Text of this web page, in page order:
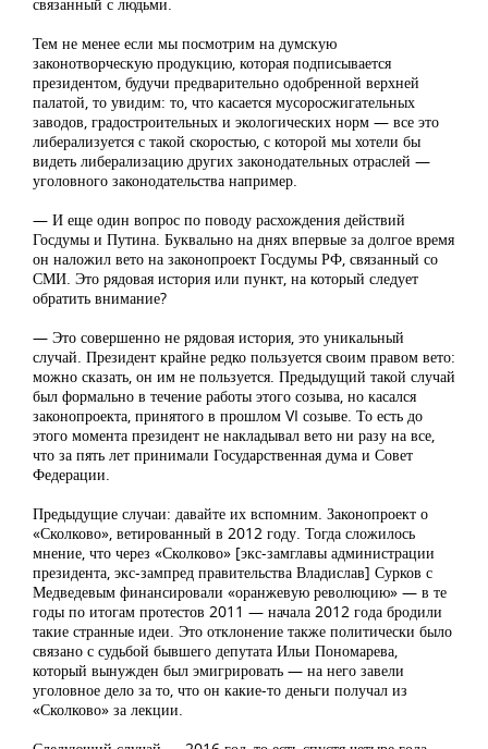
Тем не менее если мы посмотрим на думскую
законотворческую продукцию, которая подписывается
президентом, будучи предварительно одобренной верхней
палатой, то увидим: то, что касается мусоросжигательных
заводов, градостроительных и экологических норм — все это
либерализуется с такой скоростью, с которой мы хотели бы
видеть либерализацию других законодательных отраслей —
уголовного законодательства например.
— И еще один вопрос по поводу расхождения действий
Госдумы и Путина. Буквально на днях впервые за долгое время
он наложил вето на законопроект Госдумы РФ, связанный со
СМИ. Это рядовая история или пункт, на который следует
обратить внимание?
— Это совершенно не рядовая история, это уникальный
случай. Президент крайне редко пользуется своим правом вето:
можно сказать, он им не пользуется. Предыдущий такой случай
был формально в течение работы этого созыва, но касался
законопроекта, принятого в прошлом VI созыве. То есть до
этого момента президент не накладывал вето ни разу на все,
что за пять лет принимали Государственная дума и Совет
Федерации.
Предыдущие случаи: давайте их вспомним. Законопроект о
«Сколково», ветированный в 2012 году. Тогда сложилось
мнение, что через «Сколково» [экс-замглавы администрации
президента, экс-зампред правительства Владислав] Сурков с
Медведевым финансировали «оранжевую революцию» — в те
годы по итогам протестов 2011 — начала 2012 года бродили
такие странные идеи. Это отклонение также политически было
связано с судьбой бывшего депутата Ильи Пономарева,
который вынужден был эмигрировать — на него завели
уголовное дело за то, что он какие-то деньги получал из
«Сколково» за лекции.